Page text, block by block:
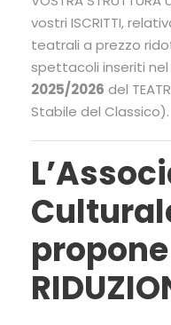
vostri ISCRITTI,
teatrali a prezzo
spettacoli inseriti nel
2025/2026 del
Stabile del Classico).